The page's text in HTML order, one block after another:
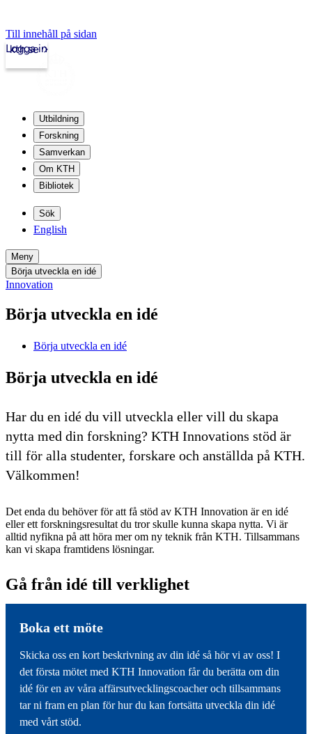
Till innehåll på sidan
kth.se
Logga in
Utbildning
Forskning
Samverkan
Om KTH
Bibliotek
Sök
English
Meny
Börja utveckla en idé
Innovation
Börja utveckla en idé
Börja utveckla en idé
Börja utveckla en idé
Har du en idé du vill utveckla eller vill du skapa
nytta med din forskning? KTH Innovations stöd är
till för alla studenter, forskare och anställda på KTH.
Välkommen!
Det enda du behöver för att få stöd av KTH Innovation är en idé
eller ett forskningsresultat du tror skulle kunna skapa nytta. Vi är
alltid nyfikna på att höra mer om ny teknik från KTH. Tillsammans
kan vi skapa framtidens lösningar.
Gå från idé till verklighet
Boka ett möte
Skicka oss en kort beskrivning av din idé så hör vi av oss! I
det första mötet med KTH Innovation får du berätta om din
idé för en av våra affärsutvecklingscoacher och tillsammans
tar ni fram en plan för hur du kan fortsätta utveckla din idé
med vårt stöd.